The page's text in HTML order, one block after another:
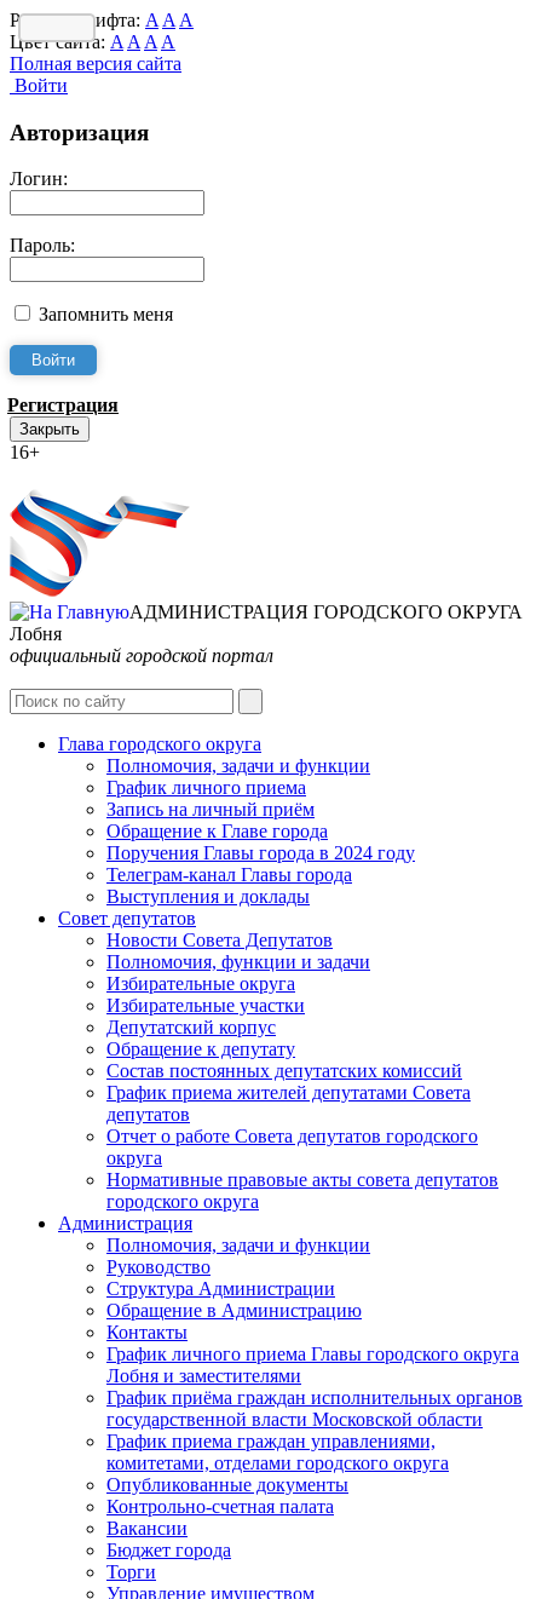
Размер шрифта: A A A
Цвет сайта: A A A A
Полная версия сайта
Войти
Авторизация
Логин:
Пароль:
Запомнить меня
Регистрация
Закрыть
16+
АДМИНИСТРАЦИЯ ГОРОДСКОГО ОКРУГА
Лобня
официальный городской портал
Глава городского округа
Полномочия, задачи и функции
График личного приема
Запись на личный приём
Обращение к Главе города
Поручения Главы города в 2024 году
Телеграм-канал Главы города
Выступления и доклады
Совет депутатов
Новости Совета Депутатов
Полномочия, функции и задачи
Избирательные округа
Избирательные участки
Депутатский корпус
Обращение к депутату
Состав постоянных депутатских комиссий
График приема жителей депутатами Совета
депутатов
Отчет о работе Совета депутатов городского
округа
Нормативные правовые акты совета депутатов
городского округа
Администрация
Полномочия, задачи и функции
Руководство
Структура Администрации
Обращение в Администрацию
Контакты
График личного приема Главы городского округа
Лобня и заместителями
График приёма граждан исполнительных органов
государственной власти Московской области
График приема граждан управлениями,
комитетами, отделами городского округа
Опубликованные документы
Контрольно-счетная палата
Вакансии
Бюджет города
Торги
Управление имуществом